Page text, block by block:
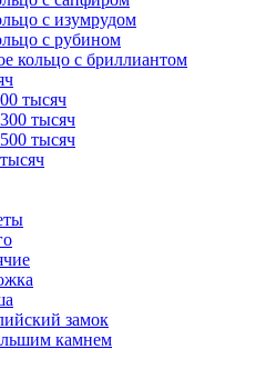
с изумрудом
с рубином
кольцо с бриллиантом
тысяч
тысяч
тысяч
замок
камнем